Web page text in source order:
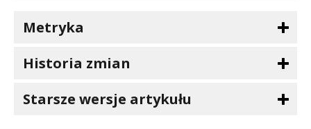
Metryka
Historia zmian
Starsze wersje artykułu